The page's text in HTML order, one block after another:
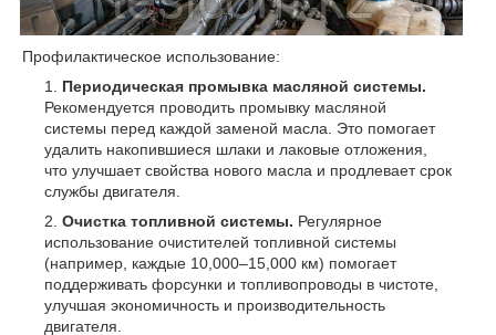
Профилактическое использование:
Периодическая промывка масляной системы.
Рекомендуется проводить промывку масляной
системы перед каждой заменой масла. Это помогает
удалить накопившиеся шлаки и лаковые отложения,
что улучшает свойства нового масла и продлевает срок
службы двигателя.
Очистка топливной системы. Регулярное
использование очистителей топливной системы
(например, каждые 10,000–15,000 км) помогает
поддерживать форсунки и топливопроводы в чистоте,
улучшая экономичность и производительность
двигателя.